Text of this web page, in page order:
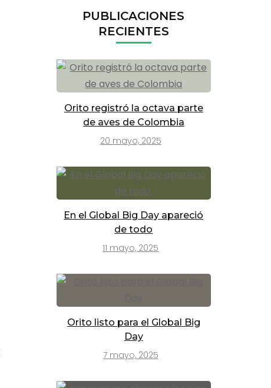
PUBLICACIONES
RECIENTES
Orito registró la octava parte
de aves de Colombia
20 mayo, 2025
En el Global Big Day apareció
de todo
11 mayo, 2025
Orito listo para el Global Big
Day
7 mayo, 2025